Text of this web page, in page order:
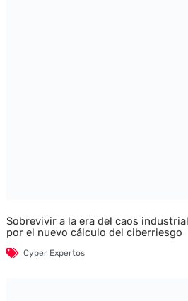
Sobrevivir a la era del caos
por el nuevo cálculo del ciberriesgo
Cyber Expertos